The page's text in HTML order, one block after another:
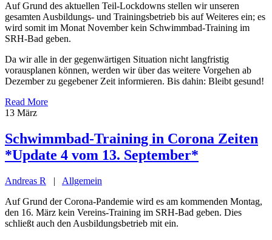
Auf Grund des aktuellen Teil-Lockdowns stellen wir unseren
gesamten Ausbildungs- und Trainingsbetrieb bis auf Weiteres ein; es
wird somit im Monat November kein Schwimmbad-Training im
SRH-Bad geben.
Da wir alle in der gegenwärtigen Situation nicht langfristig
vorausplanen können, werden wir über das weitere Vorgehen ab
Dezember zu gegebener Zeit informieren. Bis dahin: Bleibt gesund!
Read More
13 März
Schwimmbad-Training in Corona Zeiten
*Update 4 vom 13. September*
Andreas R | Allgemein
Auf Grund der Corona-Pandemie wird es am kommenden Montag,
den 16. März kein Vereins-Training im SRH-Bad geben. Dies
schließt auch den Ausbildungsbetrieb mit ein.